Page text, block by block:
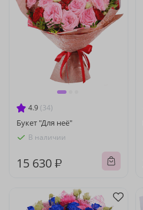
4.9 (34)
Букет "Для неё"
В наличии
15 630 ₽